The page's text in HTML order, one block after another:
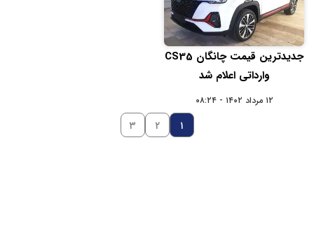
جدیدترین قیمت چانگان CS35
وارداتی اعلام شد
۱۲ مرداد ۱۴۰۲ - ۰۸:۲۴
۱ ۲ ۳